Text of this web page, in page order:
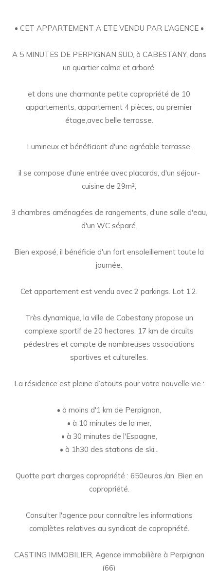
• CET APPARTEMENT A ETE VENDU PAR L’AGENCE •
A 5 MINUTES DE PERPIGNAN SUD, à CABESTANY, dans
un quartier calme et arboré,
et dans une charmante petite copropriété de 10
appartements, appartement 4 pièces, au premier
étage,avec belle terrasse.
Lumineux et bénéficiant d'une agréable terrasse,
il se compose d'une entrée avec placards, d'un séjour-
cuisine de 29m²,
3 chambres aménagées de rangements, d'une salle d'eau,
d'un WC séparé.
Bien exposé, il bénéficie d'un fort ensoleillement toute la
journée.
Cet appartement est vendu avec 2 parkings. Lot 1.2.
Très dynamique, la ville de Cabestany propose un
complexe sportif de 20 hectares, 17 km de circuits
pédestres et compte de nombreuses associations
sportives et culturelles.
La résidence est pleine d’atouts pour votre nouvelle vie :
• à moins d'1 km de Perpignan,
• à 10 minutes de la mer,
• à 30 minutes de l'Espagne,
• à 1h30 des stations de ski...
Quotte part charges copropriété : 650euros /an. Bien en
copropriété.
Consulter l'agence pour connaître les informations
complètes relatives au syndicat de copropriété.
CASTING IMMOBILIER, Agence immobilière à Perpignan
(66)